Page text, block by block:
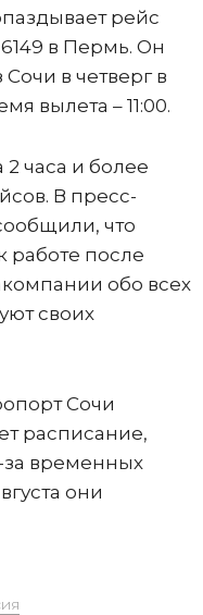
рейс
в Пермь. Он
в четверг в
вылета – 11:00.
часа и более
В пресс-
что
работе после
обо всех
своих
Сочи
расписание,
временных
они